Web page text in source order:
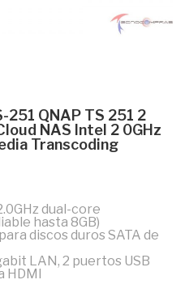
251 QNAP TS 251 2
NAS Intel 2 0GHz
Transcoding
dual-core
hasta 8GB)
discos duros SATA de
LAN, 2 puertos USB
HDMI